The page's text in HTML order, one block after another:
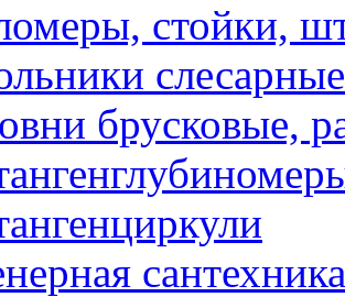
стойки,
слесарные
брусковые,
сантехника